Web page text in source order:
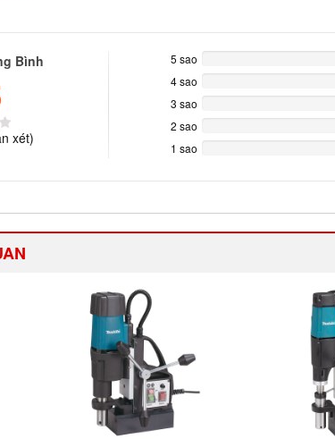
Bình
xét)
5 sao
Complete
4 sao
Complete
3 sao
Complete
2 sao
Complete
1 sao